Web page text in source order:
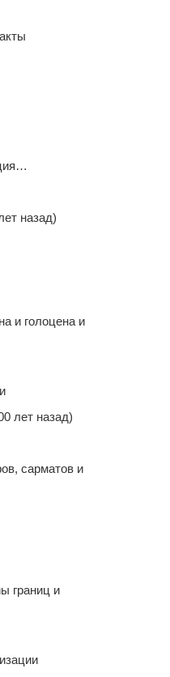
назад)
и голоцена и
лет назад)
сарматов и
границ и